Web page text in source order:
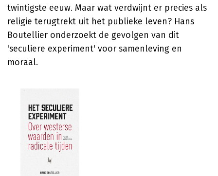
twintigste eeuw. Maar wat verdwijnt er precies als
religie terugtrekt uit het publieke leven? Hans
Boutellier onderzoekt de gevolgen van dit
'seculiere experiment' voor samenleving en
moraal.